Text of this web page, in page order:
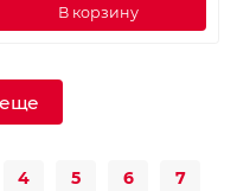
В корзину
4 5 6 7